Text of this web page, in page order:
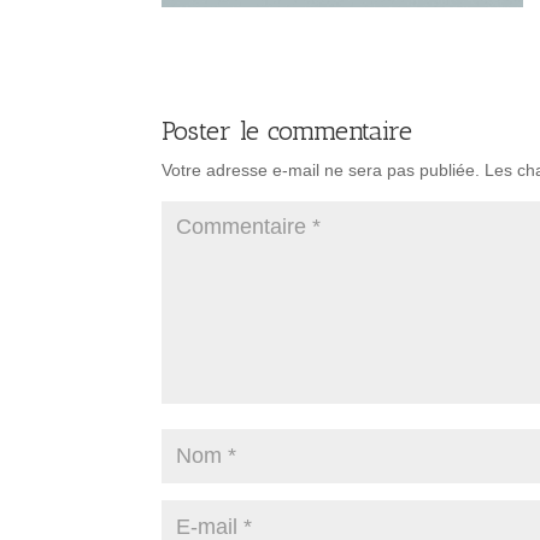
Poster le commentaire
Votre adresse e-mail ne sera pas publiée. Les